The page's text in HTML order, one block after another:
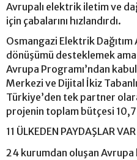
Avrupalı elektrik iletim ve
için çabalarını hızlandırdı.
Osmangazi Elektrik Dağıtım
dönüşümü desteklemek
Avrupa Programı’ndan
Merkezi ve Dijital İkiz
Türkiye’den tek partner
projenin toplam bütçesi
11 ÜLKEDEN PAYDAŞLAR VAR
24 kurumdan oluşan